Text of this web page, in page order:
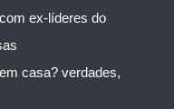
ex-líderes do
casa? verdades,